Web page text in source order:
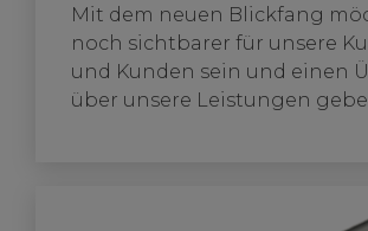
Mit dem neuen Blickfang
noch sichtbarer für unsere
und Kunden sein und einen
über unsere Leistungen